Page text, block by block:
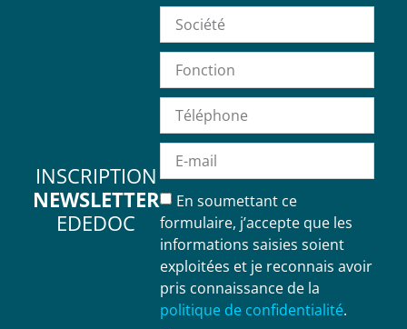
INSCRIPTION
NEWSLETTER
EDEDOC
En soumettant ce
formulaire, j’accepte que les
informations saisies soient
exploitées et je reconnais avoir
pris connaissance de la
politique de confidentialité.